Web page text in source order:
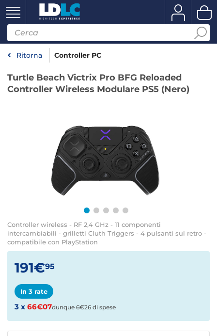
Ritorna Controller PC
Turtle Beach Victrix Pro BFG Reloaded
Controller Wireless Modulare PS5 (Nero)
Controller wireless - RF 2,4 GHz - 11 componenti
intercambiabili - grilletti Cluth Triggers - 4 pulsanti sul retro -
compatibile con PlayStation
191€95
In 3 rate
3 x 66€07dunque 6€26 di spese